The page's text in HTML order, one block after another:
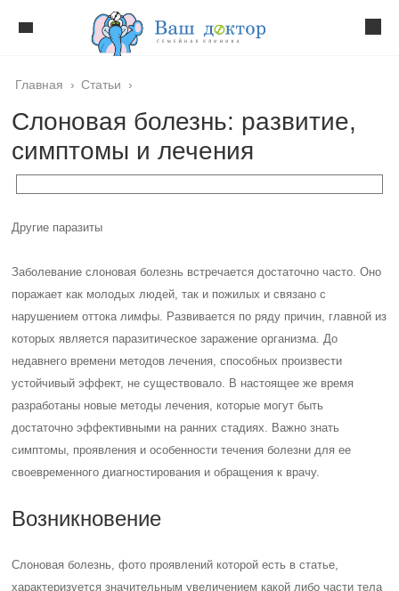
Главная › Статьи ›
Слоновая болезнь: развитие,
симптомы и лечения
Другие паразиты
Заболевание слоновая болезнь встречается достаточно часто. Оно
поражает как молодых людей, так и пожилых и связано с
нарушением оттока лимфы. Развивается по ряду причин, главной из
которых является паразитическое заражение организма. До
недавнего времени методов лечения, способных произвести
устойчивый эффект, не существовало. В настоящее же время
разработаны новые методы лечения, которые могут быть
достаточно эффективными на ранних стадиях. Важно знать
симптомы, проявления и особенности течения болезни для ее
своевременного диагностирования и обращения к врачу.
Возникновение
Слоновая болезнь, фото проявлений которой есть в статье,
характеризуется значительным увеличением какой либо части тела